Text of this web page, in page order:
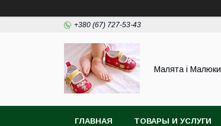
+380 (67) 727-53-43
Малята і Малюки
ГЛАВНАЯ ТОВАРЫ И УСЛУГИ